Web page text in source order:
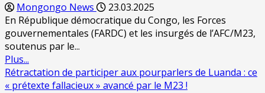
Mongongo News
23.03.2025
En République démocratique du Congo, les Forces
gouvernementales (FARDC) et les insurgés de l’AFC/M23,
soutenus par le...
Plus...
Rétractation de participer aux pourparlers de Luanda : ce
« prétexte fallacieux » avancé par le M23 !